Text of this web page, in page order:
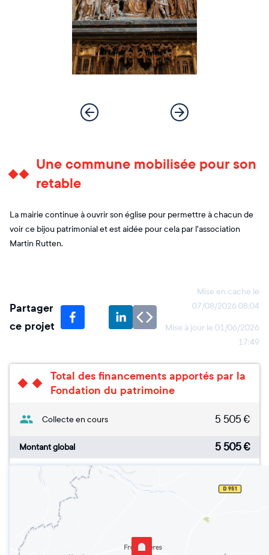
Une commune mobilisée pour son
retable
La mairie continue à ouvrir son église pour permettre à chacun de
voir ce bijou patrimonial et est aidée pour cela par l'association
Martin Rutten.
Partager
ce projet
Mise en cache le
07/08/2026 08:04
Mise à jour le 01/06/2026
17:49
Total des financements apportés par la
Fondation du patrimoine
Collecte en cours 5 505 €
Montant global 5 505€